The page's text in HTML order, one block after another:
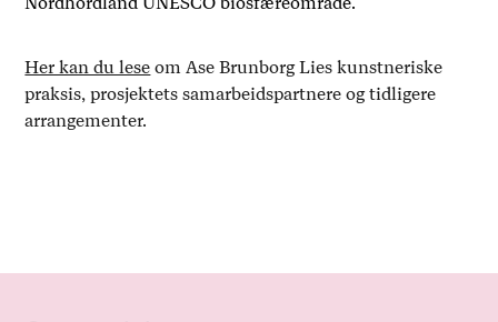
Her kan du lese om Ase Brunborg Lies kunstneriske
praksis, prosjektets samarbeidspartnere og tidligere
arrangementer.